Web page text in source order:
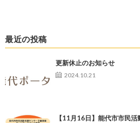
最近の投稿
更新休止のお知らせ
2024.10.21
【11月16日】能代市市民